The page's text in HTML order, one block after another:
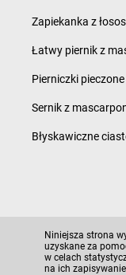
Zapiekanka z
Łatwy piernik z
Pierniczki
Sernik z
Błyskawiczne
Regulamin
Mapa strony
Niniejsza strona
uzyskane za
w celach
na ich